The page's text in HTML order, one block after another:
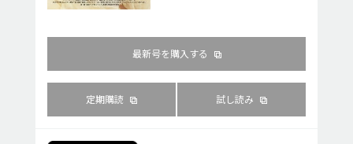
最新号を購入する
定期購読 試し読み